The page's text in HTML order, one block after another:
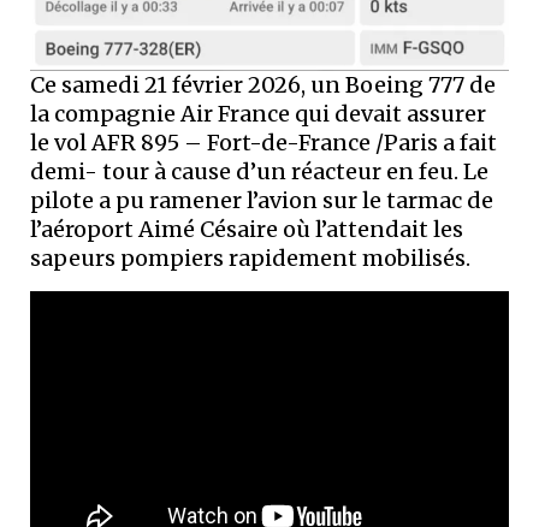
Ce samedi 21 février 2026, un Boeing 777 de
la compagnie Air France qui devait assurer
le vol AFR 895 – Fort-de-France /Paris a fait
demi- tour à cause d’un réacteur en feu. Le
pilote a pu ramener l’avion sur le tarmac de
l’aéroport Aimé Césaire où l’attendait les
sapeurs pompiers rapidement mobilisés.